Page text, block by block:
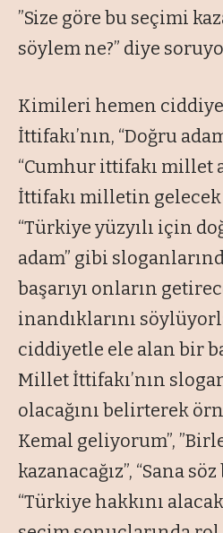
”Size göre bu seçimi
söylem ne?” diye
Kimileri hemen ciddiye
İttifakı’nın, “Doğru
“Cumhur ittifakı millet
İttifakı milletin gelecek
“Türkiye yüzyılı için
adam” gibi
başarıyı onların
inandıklarını
ciddiyetle ele alan bir
Millet İttifakı’nın
olacağını belirterek
Kemal geliyorum”,
kazanacağız”, “Sana
“Türkiye hakkını